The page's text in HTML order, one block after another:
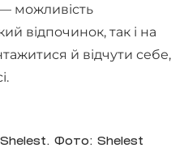
можливість
відпочинок, так і на
й відчути себе,
Shelest. Фото: Shelest